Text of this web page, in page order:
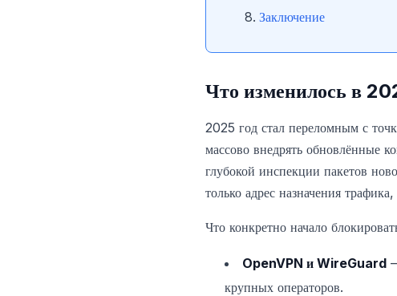
Заключение
Что изменилось в
2025 год стал переломным с
массово внедрять обновлённые
глубокой инспекции пакетов
только адрес назначения
Что конкретно начало
OpenVPN и WireGuard
крупных операторов.